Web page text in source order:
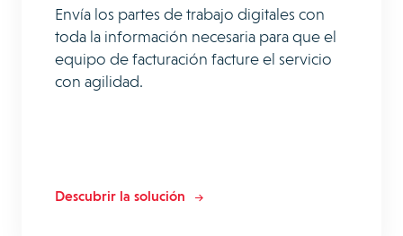
Envía los partes de trabajo digitales con
toda la información necesaria para que el
equipo de facturación facture el servicio
con agilidad.
Descubrir la solución